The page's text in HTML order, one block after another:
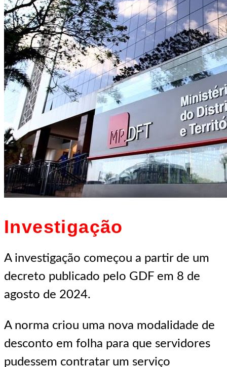
Investigação
A investigação começou a partir de um
decreto publicado pelo GDF em 8 de
agosto de 2024.
A norma criou uma nova modalidade de
desconto em folha para que servidores
pudessem contratar um serviço